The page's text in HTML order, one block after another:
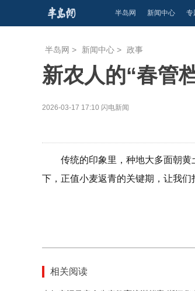
半岛网 新闻中心 专
半岛网 > 新闻中心 > 政事
新农人的“春管
2026-03-17 17:10 闪电新闻
传统的印象里，种地大多面朝
下，正值小麦返青的关键期，让我们
相关阅读